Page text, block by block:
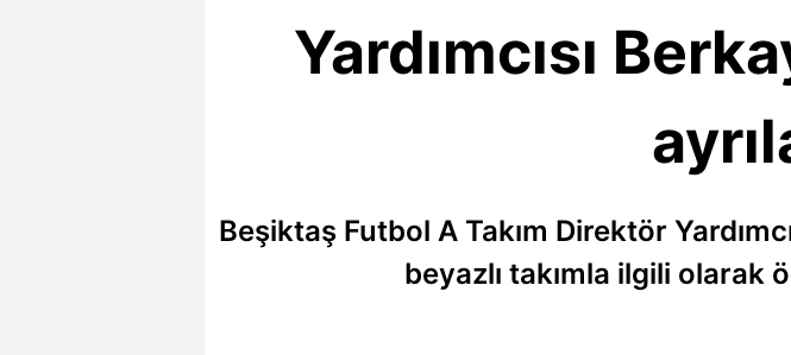
Yardımcısı
Beşiktaş Futbol A Takım Direktör
beyazlı takımla ilgili olarak